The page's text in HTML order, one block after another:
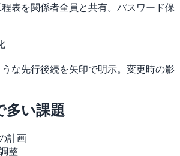
表を関係者全員と共有。パスワード保
な先行後続を矢印で明示。変更時の影
い課題
計画
整